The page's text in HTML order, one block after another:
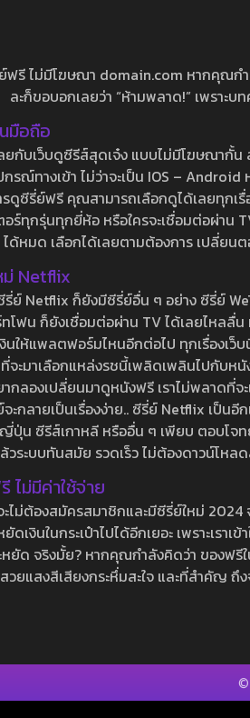
ฟรี ไม่มีโฆษณา domain.com หากคุณก
ละก็ขอบอกเลยว่า “ห้ามพลาด!” เพราะ
มือถือ
ยกับเว็บดูซีรีส์สุดเจ๋ง แบบไม่มีโฆษณากั้
รณ์ทางเข้า ไม่ว่าจะเป็น IOS –
ดูซีรี่ย์ฟรี คุณสามารถเลือกดูได้เลยทุกเ
ร์ทุกรุ่นทุกยี่ห้อ หรือใครจะเชื่อมต่อผ่าน
ด้หมด เลือกได้เลยตามต้องการ เปลี่ยน
ม่ Netflix
ย์ Netflix ก็ยังมีซีรี่ย์อื่น ๆ อย่าง ซีรี่ย์
โฟน ก็ยังเชื่อมต่อผ่าน TV ได้เลยไหลลื่
นให้แพลตฟอร์มไหนอีกต่อไป ทุกเรื่องเว็
จะมาเลือกแหล่งรชนี้เพลิดเพลินไปกับห
กลองเปลี่ยนมาดูหนังฟรี เราไม่พลาดที่
ะกลายเป็นเรื่องง่าย.. ซีรี่ย์ Netflix เป็น
ปุ่น ซีรีส์เกาหลี หรืออื่น ๆ เพียบ ตอบโจท
วระบบทันสมัย รวดเร็ว ไม่ต้องดาวน์โห
ไม่มีค่าใช้จ่าย
ไม่ต้องสมัครสมาชิกและมีซีรี่ย์ใหม่
ดเงินในกระเป๋าไปได้อีกเยอะ เพราะเร
หยัด จริงมั้ย? หากคุณกำลังคิดว่า ของฟ
วยแสงสีเสียงกระหึ่มสะใจ และที่สำคัญ
©